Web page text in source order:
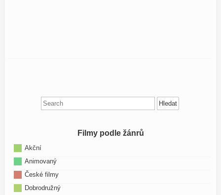
Search
for:
Filmy podle žánrů
Akční
Animovaný
České filmy
Dobrodružný